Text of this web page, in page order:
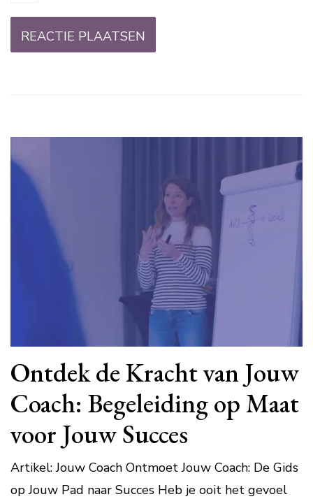
Ontdek de Kracht van Jouw
Coach: Begeleiding op Maat
voor Jouw Succes
Artikel: Jouw Coach Ontmoet Jouw Coach: De Gids
op Jouw Pad naar Succes Heb je ooit het gevoel